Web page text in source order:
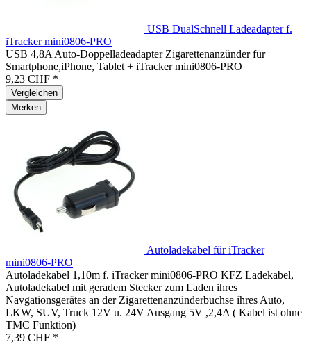
USB DualSchnell Ladeadapter f.
iTracker mini0806-PRO
USB 4,8A Auto-Doppelladeadapter Zigarettenanzünder für
Smartphone,iPhone, Tablet + iTracker mini0806-PRO
9,23 CHF *
Vergleichen
Merken
Autoladekabel für iTracker
mini0806-PRO
Autoladekabel 1,10m f. iTracker mini0806-PRO KFZ Ladekabel,
Autoladekabel mit geradem Stecker zum Laden ihres
Navgationsgerätes an der Zigarettenanzünderbuchse ihres Auto,
LKW, SUV, Truck 12V u. 24V Ausgang 5V ,2,4A ( Kabel ist ohne
TMC Funktion)
7,39 CHF *